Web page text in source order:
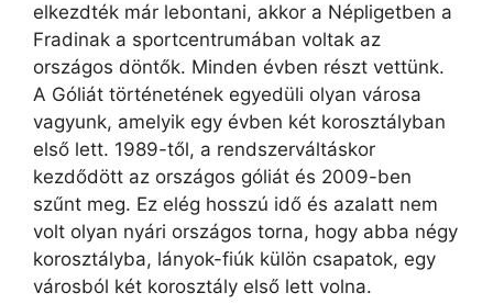
elkezdték már lebontani, akkor a Népligetben a
Fradinak a sportcentrumában voltak az
országos döntők. Minden évben részt vettünk.
A Góliát történetének egyedüli olyan városa
vagyunk, amelyik egy évben két korosztályban
első lett. 1989-től, a rendszerváltáskor
kezdődött az országos góliát és 2009-ben
szűnt meg. Ez elég hosszú idő és azalatt nem
volt olyan nyári országos torna, hogy abba négy
korosztályba, lányok-fiúk külön csapatok, egy
városból két korosztály első lett volna.